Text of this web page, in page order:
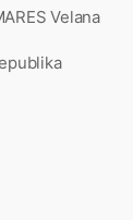
Velana